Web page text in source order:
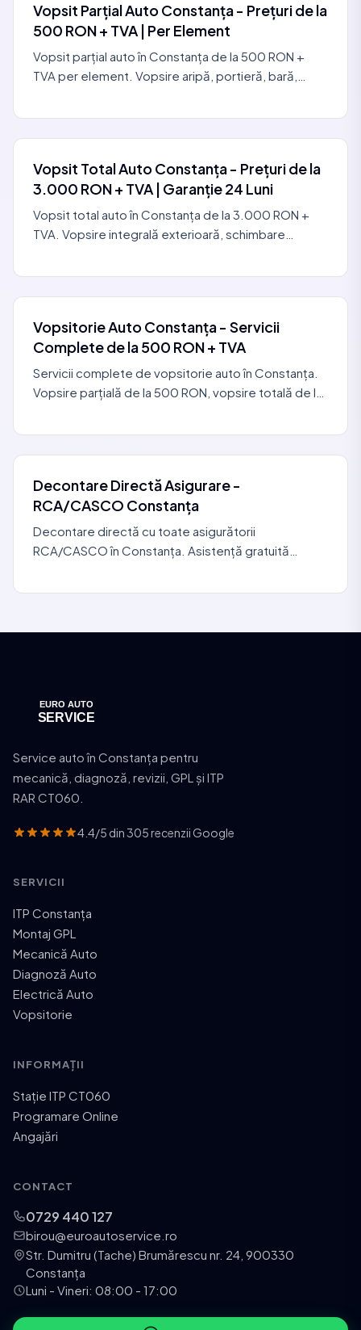
Vopsit Parțial Auto Constanța - Prețuri de la
500 RON + TVA | Per Element
Vopsit parțial auto în Constanța de la 500 RON +
TVA per element. Vopsire aripă, portieră, bară,
440 127.
Vopsit Total Auto Constanța - Prețuri de la
3.000 RON + TVA | Garanție 24 Luni
Vopsit total auto în Constanța de la 3.000 RON +
TVA. Vopsire integrală exterioară, schimbare
garanție comercială.
Vopsitorie Auto Constanța - Servicii
Complete de la 500 RON + TVA
Servicii complete de vopsitorie auto în Constanța.
Vopsire parțială de la 500 RON, vopsire totală de la
Decontare Directă Asigurare -
RCA/CASCO Constanța
Decontare directă cu toate asigurătorii
RCA/CASCO în Constanța. Asistență gratuită
direct. Alege service-ul
Service auto în Constanța pentru
mecanică, diagnoză, revizii, GPL și ITP
RAR CT060.
4.4/5 din 305 recenzii Google
SERVICII
ITP Constanța
Montaj GPL
Mecanică Auto
Diagnoză Auto
Electrică Auto
Vopsitorie
INFORMAȚII
Stație ITP CT060
Programare Online
Angajări
CONTACT
0729 440 127
birou@euroautoservice.ro
Str. Dumitru (Tache) Brumărescu nr. 24, 900330
Constanța
Luni - Vineri: 08:00 - 17:00